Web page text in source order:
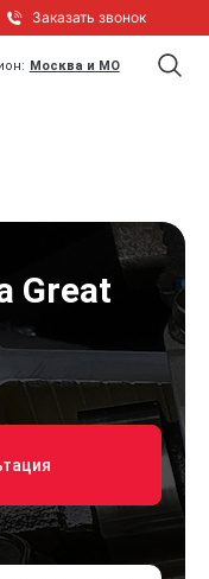
Заказать звонок
Москва и МО
Great